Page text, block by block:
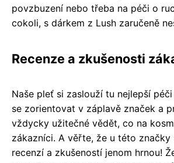
povzbuzení nebo třeba na péči o
cokoli, s dárkem z Lush zaručeně
Recenze a zkušenosti
Naše pleť si zaslouží tu nejlepší
se zorientovat v záplavě značek a
vždycky užitečné vědět, co na
zákazníci. A věřte, že u této
recenzí a zkušeností jenom hrnou!